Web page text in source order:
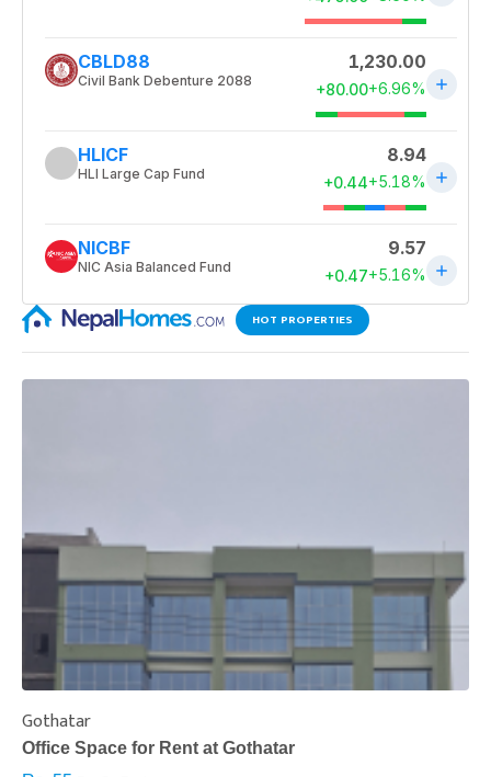
HOT PROPERTIES
Gothatar
Office Space for Rent at Gothatar